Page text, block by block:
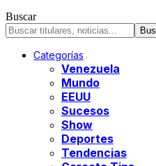
Buscar
Categorías
Venezuela
Mundo
EEUU
Sucesos
Show
Deportes
Tendencias